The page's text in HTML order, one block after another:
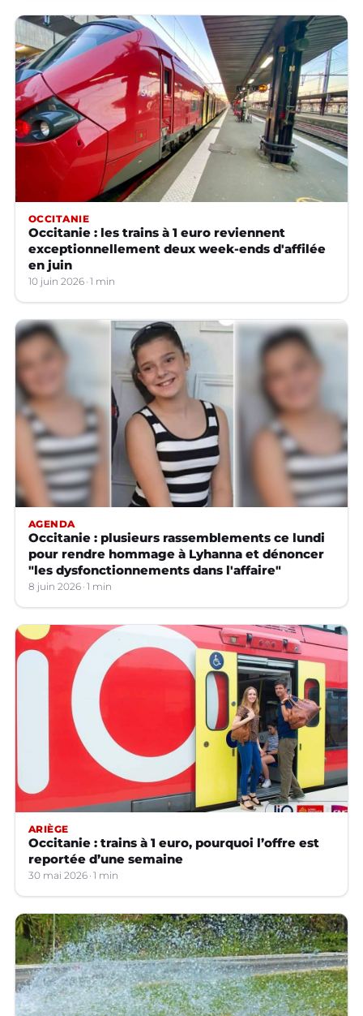
OCCITANIE
Occitanie : les trains à 1 euro reviennent
exceptionnellement deux week-ends d'affilée
en juin
10 juin 2026 1 min
AGENDA
Occitanie : plusieurs rassemblements ce lundi
pour rendre hommage à Lyhanna et dénoncer
"les dysfonctionnements dans l'affaire"
8 juin 2026 1 min
ARIÈGE
Occitanie : trains à 1 euro, pourquoi l’offre est
reportée d’une semaine
30 mai 2026 1 min